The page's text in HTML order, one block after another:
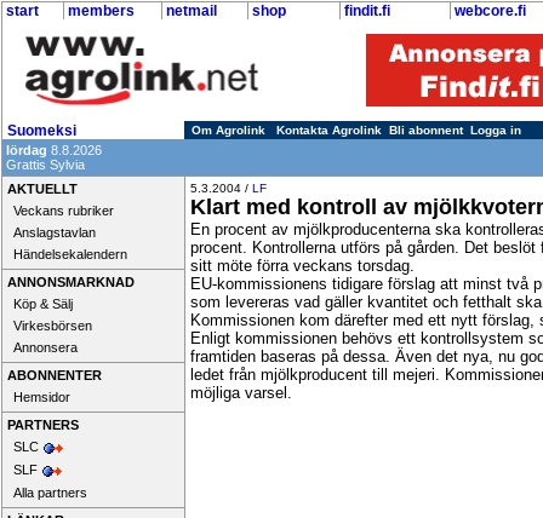
start members netmail shop findit.fi webcore.fi
Suomeksi Om Agrolink Kontakta Agrolink Bli abonnent Logga in
lördag 8.8.2026
Grattis Sylvia
AKTUELLT
Veckans rubriker
Anslagstavlan
Händelsekalendern
ANNONSMARKNAD
Köp & Sälj
Virkesbörsen
Annonsera
ABONNENTER
Hemsidor
PARTNERS
SLC
SLF
Alla partners
5.3.2004 / LF
Klart med kontroll av
En procent av mjölkproducenterna ska
procent. Kontrollerna utförs på gården. Det
sitt möte förra veckans torsdag.
EU-kommissionens tidigare förslag att minst två
som levereras vad gäller kvantitet och fetthalt
Kommissionen kom därefter med ett nytt
Enligt kommissionen behövs ett kontrollsystem
framtiden baseras på dessa. Även det nya, nu
ledet från mjölkproducent till mejeri.
möjliga varsel.